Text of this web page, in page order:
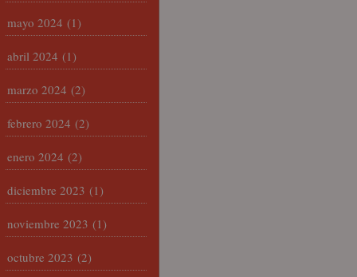
mayo 2024 (1)
abril 2024 (1)
marzo 2024 (2)
febrero 2024 (2)
enero 2024 (2)
diciembre 2023 (1)
noviembre 2023 (1)
octubre 2023 (2)